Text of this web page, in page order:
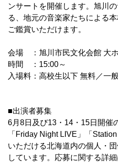
ンサートを開催します。旭川
る、地元の音楽家たちによる
ご鑑賞いただけます。
会場 ：旭川市民文化会館 大
時間 ：15:00～
入場料：高校生以下 無料／一
■出演者募集
6月8日及び13・14・15日開催
「Friday Night LIVE」「
いただける北海道内の個人・
しています。応募に関する詳